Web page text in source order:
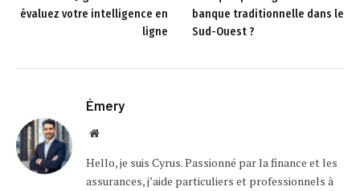
évaluez votre intelligence en
ligne
banque traditionnelle dans le
Sud-Ouest ?
Émery
Website
Hello, je suis Cyrus. Passionné par la finance et les
assurances, j’aide particuliers et professionnels à